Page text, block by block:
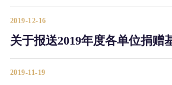
2019-12-16
2019-11-19